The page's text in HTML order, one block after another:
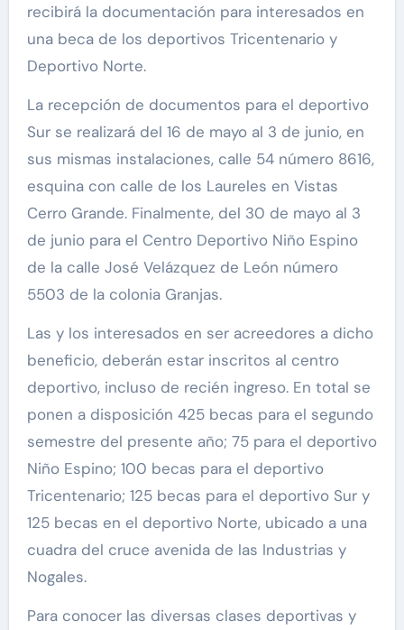
recibirá la documentación para interesados en
una beca de los deportivos Tricentenario y
Deportivo Norte.
La recepción de documentos para el deportivo
Sur se realizará del 16 de mayo al 3 de junio, en
sus mismas instalaciones, calle 54 número 8616,
esquina con calle de los Laureles en Vistas
Cerro Grande. Finalmente, del 30 de mayo al 3
de junio para el Centro Deportivo Niño Espino
de la calle José Velázquez de León número
5503 de la colonia Granjas.
Las y los interesados en ser acreedores a dicho
beneficio, deberán estar inscritos al centro
deportivo, incluso de recién ingreso. En total se
ponen a disposición 425 becas para el segundo
semestre del presente año; 75 para el deportivo
Niño Espino; 100 becas para el deportivo
Tricentenario; 125 becas para el deportivo Sur y
125 becas en el deportivo Norte, ubicado a una
cuadra del cruce avenida de las Industrias y
Nogales.
Para conocer las diversas clases deportivas y